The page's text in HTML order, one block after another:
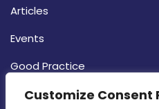
Customize Consent
Articles
Events
Good Practice
Strategy